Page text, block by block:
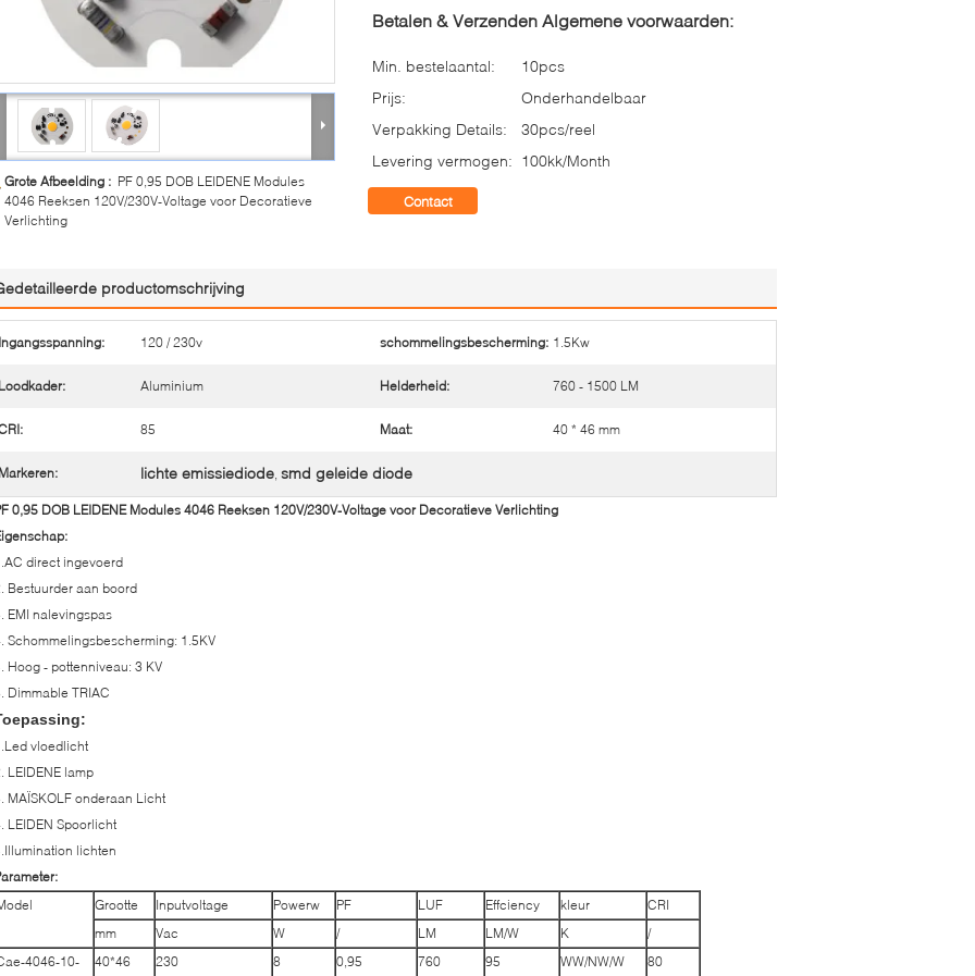
Grote Afbeelding : PF 0,95 DOB LEIDENE Modules
4046 Reeksen 120V/230V-Voltage voor Decoratieve
Verlichting
Betalen & Verzenden Algemene voorwaarden:
Min. bestelaantal:
10pcs
Prijs:
Onderhandelbaar
Verpakking Details:
30pcs/reel
Levering vermogen: 100kk/Month
Contact
productomschrijving
120 / 230v schommelingsbescherming: 1.5Kw
Aluminium Helderheid: 760 - 1500 LM
85 Maat: 40 * 46 mm
lichte emissiediode, smd geleide diode
0,95 DOB LEIDENE Modules 4046 Reeksen 120V/230V-Voltage voor Decoratieve Verlichting
direct ingevoerd
Bestuurder aan boord
EMI nalevingspas
Schommelingsbescherming: 1.5KV
Hoog - pottenniveau: 3 KV
Dimmable TRIAC
vloedlicht
LEIDENE lamp
MAÏSKOLF onderaan Licht
LEIDEN Spoorlicht
lichten
Grootte Inputvoltage Powerw PF LUF Effciency kleur
CRI
mm
Vac W / LM LM/W K
/
4046-10-
40*46 230 8 0,95 760 95 WW/NW/W 80